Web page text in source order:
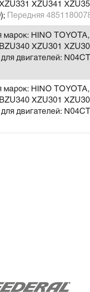
XZU341
Передняя
марок: HINO
XZU301
двигателей:
марок: HINO
XZU301
двигателей: